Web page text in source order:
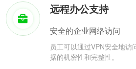
远程办公支持
安全的企业网络访问
员工可以通过VPN安全地访
据的机密性和完整性。